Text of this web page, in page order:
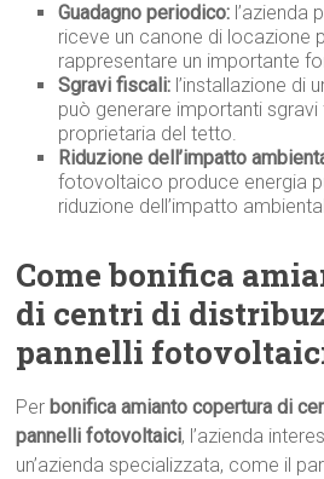
Guadagno periodico: l’azienda
riceve un canone di locazione
rappresentare un importante
Sgravi fiscali: l’installazione di
può generare importanti sgravi
proprietaria del tetto.
Riduzione dell’impatto
fotovoltaico produce energia
riduzione dell’impatto
Come bonifica
di centri di
pannelli
Per bonifica amianto copertura di
pannelli fotovoltaici, l’azienda
un’azienda specializzata, come il